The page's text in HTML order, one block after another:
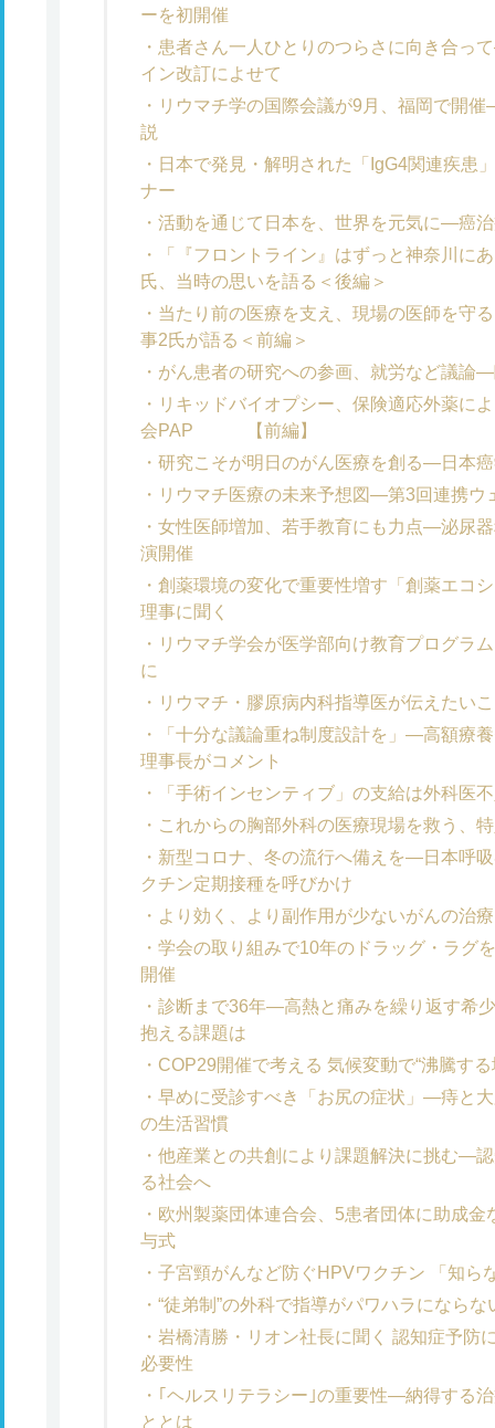
ーを初開催
患者さん一人ひとりのつらさに向き合っ
イン改訂によせて
リウマチ学の国際会議が9月、福岡で開
説
日本で発見・解明された「IgG4関連疾患
ナー
活動を通じて日本を、世界を元気に―癌
「『フロントライン』はずっと神奈川に
氏、当時の思いを語る＜後編＞
当たり前の医療を支え、現場の医師を守
事2氏が語る＜前編＞
がん患者の研究への参画、就労など議論
リキッドバイオプシー、保険適応外薬に
会PAP 【前編】
研究こそが明日のがん医療を創る―日本
リウマチ医療の未来予想図―第3回連携ウ
女性医師増加、若手教育にも力点―泌尿
演開催
創薬環境の変化で重要性増す「創薬エコ
理事に聞く
リウマチ学会が医学部向け教育プログラ
に
リウマチ・膠原病内科指導医が伝えたい
「十分な議論重ね制度設計を」―高額療
理事長がコメント
「手術インセンティブ」の支給は外科医
これからの胸部外科の医療現場を救う、
新型コロナ、冬の流行へ備えを―日本呼
クチン定期接種を呼びかけ
より効く、より副作用が少ないがんの治
学会の取り組みで10年のドラッグ・ラ
開催
診断まで36年―高熱と痛みを繰り返す希
抱える課題は
COP29開催で考える 気候変動で“沸騰す
早めに受診すべき「お尻の症状」―痔と
の生活習慣
他産業との共創により課題解決に挑む―
る社会へ
欧州製薬団体連合会、5患者団体に助成
与式
子宮頸がんなど防ぐHPVワクチン 「知ら
“徒弟制”の外科で指導がパワハラになら
岩橋清勝・リオン社長に聞く 認知症予
必要性
｢ヘルスリテラシー｣の重要性―納得する
ととは